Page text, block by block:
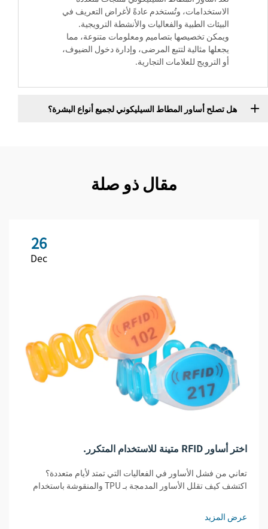
الاستخدامات، وتُستخدم عادةً لأغراض التعريف في
البيئات الطبية والفعاليات والأنشطة الترويجية.
ويمكن تخصيصها بتصاميم ومعلومات متنوعة، مما
يجعلها مثالية لتتبع المرضى، وإدارة دخول الضيوف،
أو الترويج للعلامات التجارية.
هل تصلح أساور المطاط السيليكوني لجميع أنواع البشرة؟
مقال ذو صلة
26
Dec
اختر أساور RFID متينة للاستخدام المتكرر.
تعاني من فشل الأساور في الفعاليات التي تمتد لأيام متعددة؟
اكتشف كيف تقلل الأساور المدمجة بـ TPU والمنقوشة باستخدام
القراءة. احصل على الدليل الشامل حول المتانة.
عرض المزيد